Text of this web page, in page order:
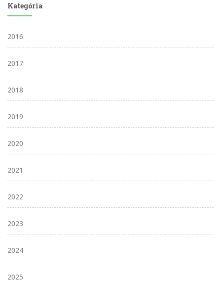
Kategória
2016
2017
2018
2019
2020
2021
2022
2023
2024
2025